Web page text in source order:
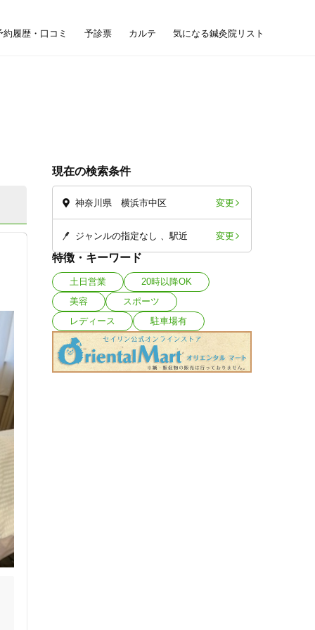
約履歴・口コミ 予診票 カルテ 気になる鍼灸院リスト
現在の検索条件
神奈川県 横浜市中区 変更
ジャンルの指定なし 駅近 変更
特徴・キーワード
土日営業
20時以降OK
美容
スポーツ
レディース
駐車場有